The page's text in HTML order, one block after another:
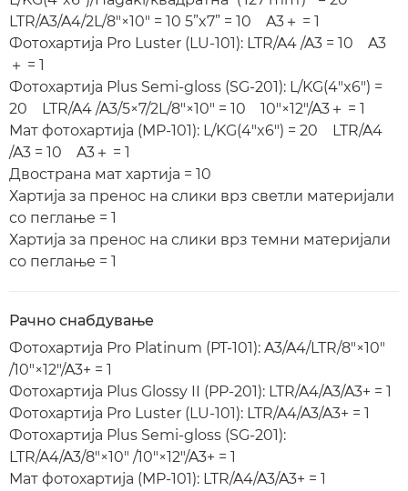
LTR/A3/A4/2L/8"×10" = 10 5”x7” = 10 A3＋ = 1
Фотохартија Pro Luster (LU-101): LTR/A4 /A3 = 10 A3
＋ = 1
Фотохартија Plus Semi-gloss (SG-201): L/KG(4"x6") =
20 LTR/A4 /A3/5×7/2L/8"×10" = 10 10"×12"/A3＋ = 1
Мат фотохартија (MP-101): L/KG(4"x6") = 20 LTR/A4
/A3 = 10 A3＋ = 1
Двострана мат хартија = 10
Хартија за пренос на слики врз светли материјали
со пеглање = 1
Хартија за пренос на слики врз темни материјали
со пеглање = 1
Рачно снабдување
Фотохартија Pro Platinum (PT-101): A3/A4/LTR/8"×10"
/10"×12"/A3+ = 1
Фотохартија Plus Glossy II (PP-201): LTR/A4/A3/A3+ = 1
Фотохартија Pro Luster (LU-101): LTR/A4/A3/A3+ = 1
Фотохартија Plus Semi-gloss (SG-201):
LTR/A4/A3/8"×10" /10"×12"/A3+ = 1
Мат фотохартија (MP-101): LTR/A4/A3/A3+ = 1